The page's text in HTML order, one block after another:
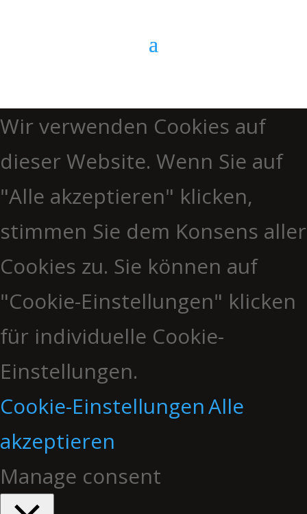
Wir verwenden Cookies auf
dieser Website. Wenn Sie auf
"Alle akzeptieren" klicken,
stimmen Sie dem Konsens aller
Cookies zu. Sie können auf
"Cookie-Einstellungen" klicken
für individuelle Cookie-
Einstellungen.
Cookie-EinstellungenAlle
akzeptieren
Manage consent